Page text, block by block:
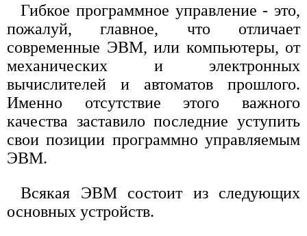
Гибкое программное управление - это,
пожалуй, главное, что отличает
современные ЭВМ, или компьютеры, от
механических и электронных
вычислителей и автоматов прошлого.
Именно отсутствие этого важного
качества заставило последние уступить
свои позиции программно управляемым
ЭВМ.
Всякая ЭВМ состоит из следующих
основных устройств.